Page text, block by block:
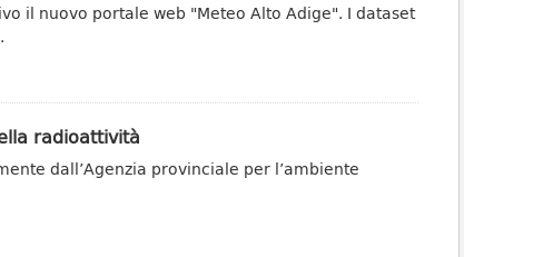
il nuovo portale web "Meteo Alto Adige". I dataset
radioattività
dall’Agenzia provinciale per l’ambiente